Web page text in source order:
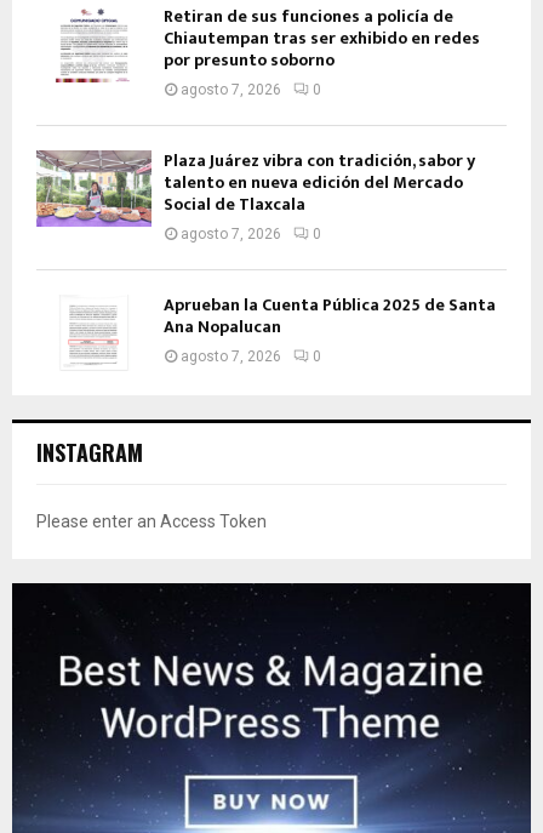
Retiran de sus funciones a policía de
Chiautempan tras ser exhibido en redes
por presunto soborno
agosto 7, 2026 0
Plaza Juárez vibra con tradición, sabor y
talento en nueva edición del Mercado
Social de Tlaxcala
agosto 7, 2026 0
Aprueban la Cuenta Pública 2025 de Santa
Ana Nopalucan
agosto 7, 2026 0
INSTAGRAM
Please enter an Access Token